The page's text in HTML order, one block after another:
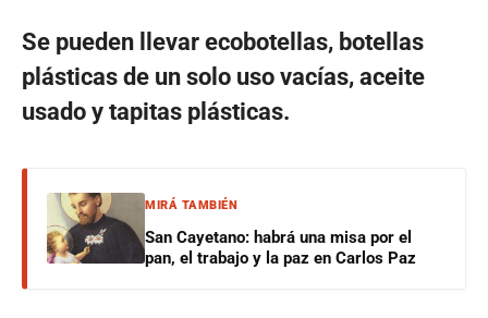
Se pueden llevar ecobotellas, botellas
plásticas de un solo uso vacías, aceite
usado y tapitas plásticas.
MIRÁ TAMBIÉN
San Cayetano: habrá una misa por el
pan, el trabajo y la paz en Carlos Paz